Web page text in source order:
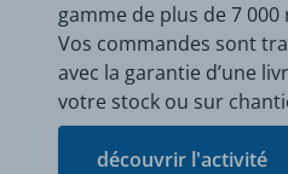
gamme de plus de 7
Vos commandes sont
avec la garantie d’une
votre stock ou sur
découvrir l'activité